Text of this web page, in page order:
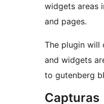
widgets areas
and pages.
The plugin will
and widgets
to gutenberg
Capturas